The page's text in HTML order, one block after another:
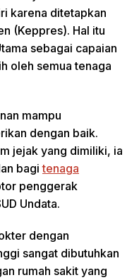
karena ditetapkan
(Keppres). Hal itu
sebagai capaian
oleh semua tenaga
mampu
dengan baik.
jejak yang dimiliki, ia
bagitenaga
penggerak
Undata.
dengan
sangat dibutuhkan
rumah sakit yang